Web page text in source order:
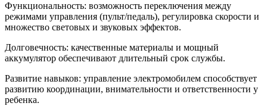
Функциональность: возможность переключения между
режимами управления (пульт/педаль), регулировка скорости и
множество световых и звуковых эффектов.
Долговечность: качественные материалы и мощный
аккумулятор обеспечивают длительный срок службы.
Развитие навыков: управление электромобилем способствует
развитию координации, внимательности и ответственности у
ребенка.